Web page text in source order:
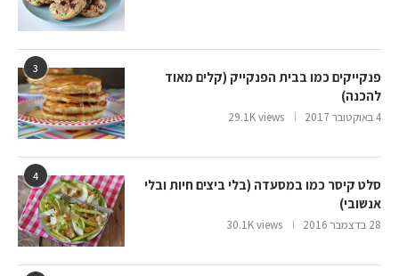
3
פנקייקים כמו בבית הפנקייק (קלים מאוד
להכנה)
4 באוקטובר 2017 29.1K views
4
סלט קיסר כמו במסעדה (בלי ביצים חיות ובלי
אנשובי)
28 בדצמבר 2016 30.1K views